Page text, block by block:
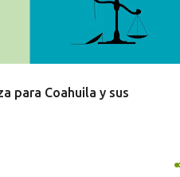
para Coahuila y sus